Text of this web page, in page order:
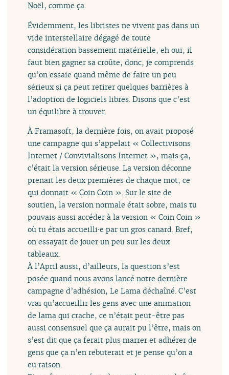
Noël, comme ça.
Évidemment, les libristes ne vivent pas dans un
vide interstellaire dégagé de toute
considération bassement matérielle, eh oui, il
faut bien gagner sa croûte, donc, je comprends
qu’on essaie quand même de faire un peu
sérieux si ça peut retirer quelques barrières à
l’adoption de logiciels libres. Disons que c’est
un équilibre à trouver.
À Framasoft, la dernière fois, on avait proposé
une campagne qui s’appelait « Collectivisons
Internet / Convivialisons Internet », mais ça,
c’était la version sérieuse. La version déconne
prenait les deux premières de chaque mot, ce
qui donnait « Coin Coin ». Sur le site de
soutien, la version normale était sobre, mais tu
pouvais aussi accéder à la version « Coin Coin »
où tu étais accueilli⋅e par un gros canard. Bref,
on essayait de jouer un peu sur les deux
tableaux.
À l’April aussi, d’ailleurs, la question s’est
posée quand nous avons lancé notre dernière
campagne d’adhésion, Le Lama déchaîné. C’est
vrai qu’accueillir les gens avec une animation
de lama qui crache, ce n’était peut-être pas
aussi consensuel que ça aurait pu l’être, mais on
s’est dit que ça ferait plus marrer et adhérer de
gens que ça n’en rebuterait et je pense qu’on a
eu raison.